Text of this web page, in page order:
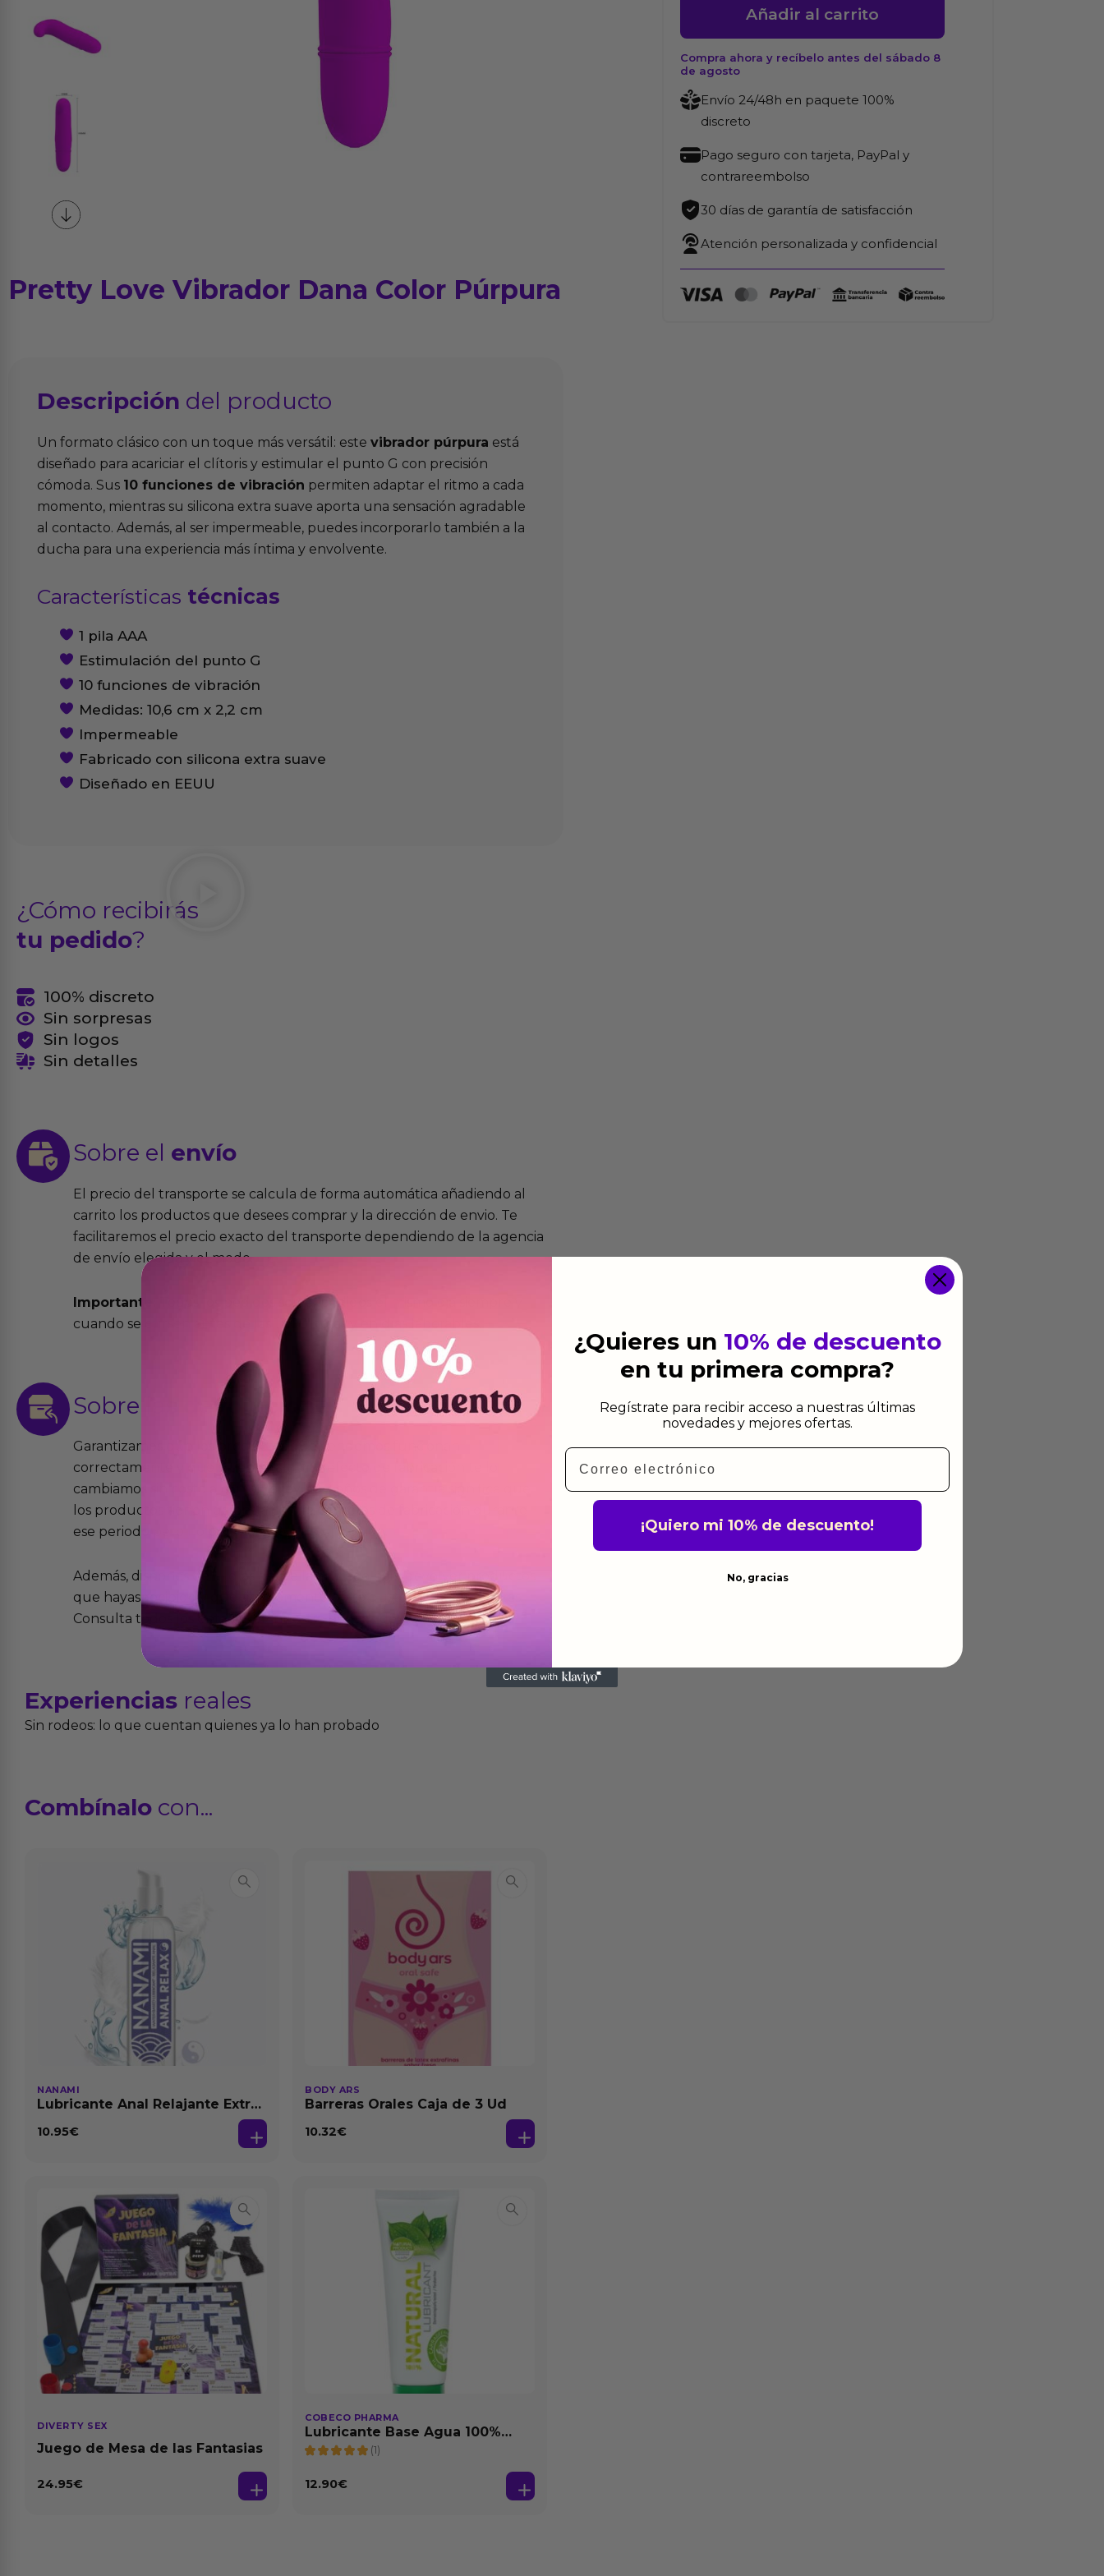
Pretty Love Vibrador Dana Color Púrpura
Descripción del producto
Un formato clásico con un toque más versátil: este vibrador púrpura está
diseñado para acariciar el clítoris y estimular el punto G con precisión
cómoda. Sus 10 funciones de vibración permiten adaptar el ritmo a cada
momento, mientras su silicona extra suave aporta una sensación agradable
al contacto. Además, al ser impermeable, puedes incorporarlo también a la
ducha para una experiencia más íntima y envolvente.
Características técnicas
1 pila AAA
Estimulación del punto G
10 funciones de vibración
Medidas: 10,6 cm x 2,2 cm
Impermeable
Fabricado con silicona extra suave
Diseñado en EEUU
¿Cómo recibirás
tu pedido?
100% discreto
Sin sorpresas
Sin logos
Sin detalles
Sobre el envío
El precio del transporte se calcula de forma automática añadiendo al
carrito los productos que desees comprar y la dirección de envio. Te
facilitaremos el precio exacto del transporte dependiendo de la agencia
de envío elegida y el modo.
Importante:
Todos los pedidos son expedidos el mismo dia siempre y
cuando se cursen antes de las 13:00 horas y en días laborables.
Sobre las devoluciones
Garantizamos que los productos que vendemos funcionan
correctamente y que si tienen algún defecto de fabricación te lo
cambiamos sin costo alguno. La ley de 2 años de garantía significa que
los productos tienen garantía contra defectos de fabricación durante
ese periodo pero no por mal uso o uso indebido.
Además, dispones de 15 días desde la entrega para devolver productos
que hayas recibido y que simplemente no te gusten o no los quieras.
Consulta todos los detalles en nuestra política de devoluciones.
Experiencias reales
Sin rodeos: lo que cuentan quienes ya lo han probado
Combínalo con...
NANAMI
Lubricante Anal Relajante Extra
10.95€
BODY ARS
Barreras Orales Caja de 3 Ud
10.32€
DIVERTY SEX
Juego de Mesa de las Fantasias
24.95€
COBECO PHARMA
Lubricante Base Agua 100%
Natural 125 ml
(1)
12.90€
Dana
Color
Púrpura
cantidad
Añadir al carrito
Compra ahora y recíbelo antes del sábado 8
de agosto
Envío 24/48h en paquete 100%
discreto
Pago seguro con tarjeta, PayPal y
contrareembolso
30 días de garantía de satisfacción
Atención personalizada y confidencial
¿Quieres un 10% de descuento
en tu primera compra?
Regístrate para recibir acceso a nuestras últimas
novedades y mejores ofertas.
Email
¡Quiero mi 10% de descuento!
No, gracias